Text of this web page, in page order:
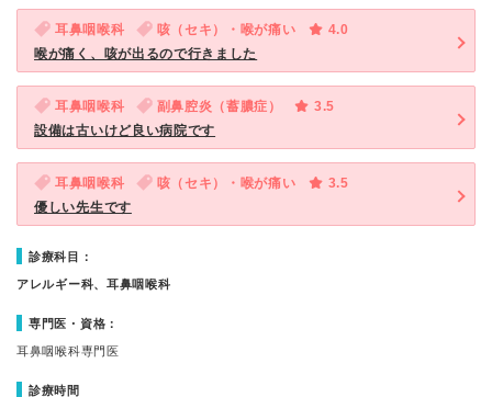
耳鼻咽喉科 咳（セキ）・喉が痛い
4.0
喉が痛く、咳が出るので行きました
耳鼻咽喉科 副鼻腔炎（蓄膿症）
3.5
設備は古いけど良い病院です
耳鼻咽喉科 咳（セキ）・喉が痛い
3.5
優しい先生です
診療科目：
アレルギー科、耳鼻咽喉科
専門医・資格：
耳鼻咽喉科専門医
診療時間